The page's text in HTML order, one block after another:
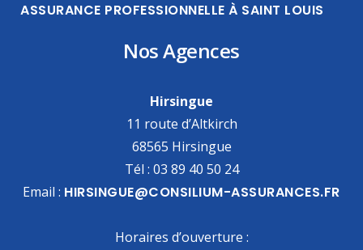
ASSURANCE PROFESSIONNELLE À SAINT LOUIS
Nos Agences
Hirsingue
11 route d’Altkirch
68565 Hirsingue
Tél : 03 89 40 50 24
Email : HIRSINGUE@CONSILIUM-ASSURANCES.FR
Horaires d’ouverture :